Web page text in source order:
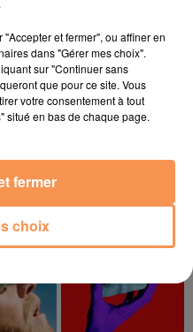
JASON DERULO
Acapulco
et fermer", ou affiner en
dans "Gérer mes choix".
sur "Continuer sans
que pour ce site. Vous
votre consentement à tout
situé en bas de chaque page.
choix
fermer